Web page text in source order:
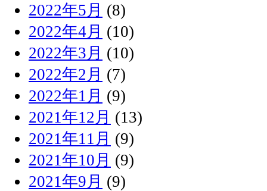
2022年5月 (8)
2022年4月 (10)
2022年3月 (10)
2022年2月 (7)
2022年1月 (9)
2021年12月 (13)
2021年11月 (9)
2021年10月 (9)
2021年9月 (9)